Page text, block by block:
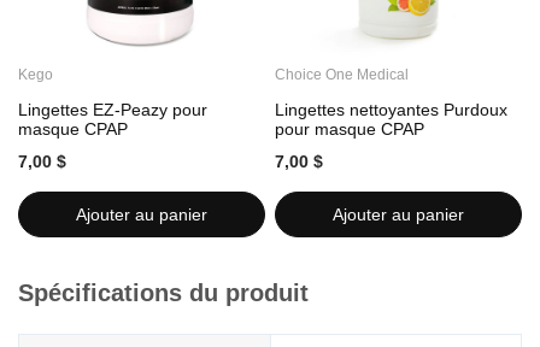
Kego
Lingettes EZ-Peazy pour
masque CPAP
7,00 $
Ajouter au panier
Choice One Medical
Lingettes nettoyantes Purdoux
pour masque CPAP
7,00 $
Ajouter au panier
Spécifications du produit